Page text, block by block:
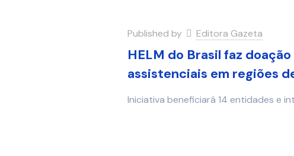
Published by Editora Gazeta
HELM do Brasil faz
assistenciais em regiões
Iniciativa beneficiará 14 entidades e